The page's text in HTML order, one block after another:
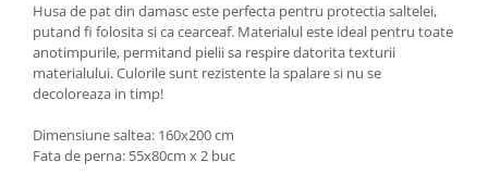
Husa de pat din damasc este perfecta pentru protectia saltelei,
putand fi folosita si ca cearceaf. Materialul este ideal pentru toate
anotimpurile, permitand pielii sa respire datorita texturii
materialului. Culorile sunt rezistente la spalare si nu se
decoloreaza in timp!
Dimensiune saltea: 160x200 cm
Fata de perna: 55x80cm x 2 buc